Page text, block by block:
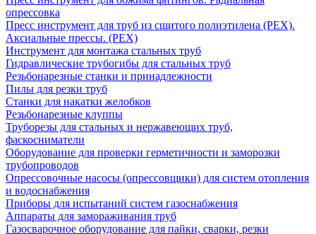
опрессовка
Пресс инструмент для труб из сшитого полиэтилена (PEX).
Аксиальные прессы. (PEX)
Инструмент для монтажа стальных труб
Гидравлические трубогибы для стальных труб
Резьбонарезные станки и принадлежности
Пилы для резки труб
Станки для накатки желобков
Резьбонарезные клуппы
Труборезы для стальных и нержавеющих труб,
фаскосниматели
Оборудование для проверки герметичности и заморозки
трубопроводов
Опрессовочные насосы (опрессовщики) для систем отопления
и водоснабжения
Приборы для испытаний систем газоснабжения
Аппараты для замораживания труб
Газосварочное оборудование для пайки, сварки, резки